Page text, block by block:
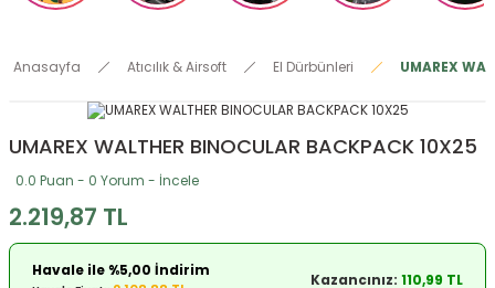
Anasayfa Atıcılık & Airsoft El Dürbünleri UMAREX
UMAREX WALTHER BINOCULAR BACKPACK 10X25
0.0 Puan - 0 Yorum - İncele
2.219,87 TL
Havale ile %5,00 İndirim
Kazancınız: 110,99 TL